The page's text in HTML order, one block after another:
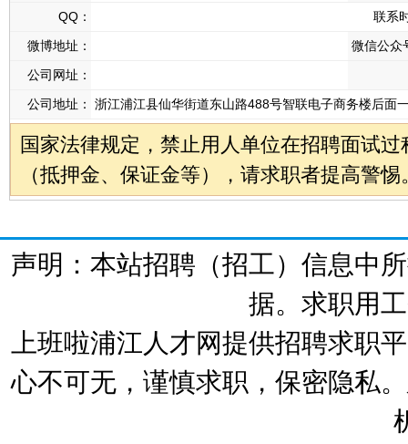
QQ：
联系
微博地址：
微信公众
公司网址：
公司地址：
浙江浦江县仙华街道东山路488号智联电子商务楼后面
国家法律规定，禁止用人单位在招聘面试
（抵押金、保证金等），请求职者提高警惕
声明：本站招聘（招工）信息中
据。求职用
上班啦浦江人才网提供招聘求职
心不可无，谨慎求职，保密隐私